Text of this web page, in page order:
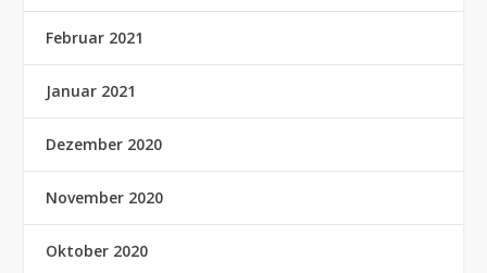
Februar 2021
Januar 2021
Dezember 2020
November 2020
Oktober 2020